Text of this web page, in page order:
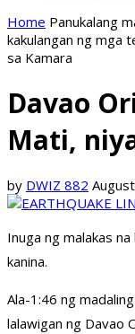
Home Panukalang
kakulangan ng mga
sa Kamara
Davao
Mati,
by DWIZ 882
Inuga ng malakas
kanina.
Ala-1:46 ng
lalawigan ng Davao